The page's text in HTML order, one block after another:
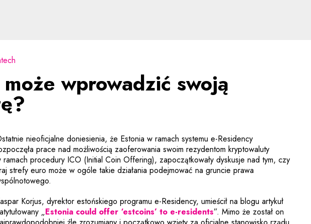
wprowadzić swoją
wprowadzić swoją
nieoficjalne doniesienia, że Estonia w ramach systemu e-Residency
prace nad możliwością zaoferowania swoim rezydentom kryptowaluty
ramach procedury ICO (Initial Coin Offering), zapoczątkowały dyskusje nad tym, czy
strefy euro może w ogóle takie działania podejmować na gruncie prawa
Korjus, dyrektor estońskiego programu e-Residency, umieścił na blogu artykuł
„Estonia could offer ‘estcoins’ to e-residentsUwaga, link zostanie
”. Mimo że został on